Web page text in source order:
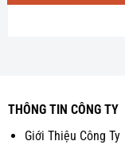
THÔNG TIN CÔNG TY
Giới Thiệu Công Ty